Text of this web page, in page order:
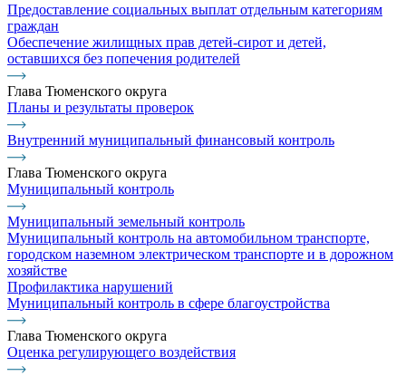
Предоставление социальных выплат отдельным категориям
граждан
Обеспечение жилищных прав детей-сирот и детей,
оставшихся без попечения родителей
Глава Тюменского округа
Планы и результаты проверок
Внутренний муниципальный финансовый контроль
Глава Тюменского округа
Муниципальный контроль
Муниципальный земельный контроль
Муниципальный контроль на автомобильном транспорте,
городском наземном электрическом транспорте и в дорожном
хозяйстве
Профилактика нарушений
Муниципальный контроль в сфере благоустройства
Глава Тюменского округа
Оценка регулирующего воздействия